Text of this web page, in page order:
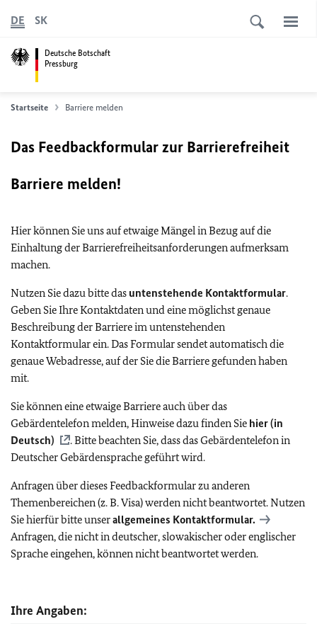
Deutsche Botschaft
Pressburg
DE SK
Startseite Barriere melden
Das Feedbackformular zur Barrierefreiheit
Barriere melden!
Hier können Sie uns auf etwaige Mängel in Bezug auf die
Einhaltung der Barrierefreiheitsanforderungen aufmerksam
machen.
Nutzen Sie dazu bitte das untenstehende Kontaktformular.
Geben Sie Ihre Kontaktdaten und eine möglichst genaue
Beschreibung der Barriere im untenstehenden
Kontaktformular ein. Das Formular sendet automatisch die
genaue Webadresse, auf der Sie die Barriere gefunden haben
mit.
Sie können eine etwaige Barriere auch über das
Gebärdentelefon melden, Hinweise dazu finden Sie hier (in
Deutsch)
. Bitte beachten Sie, dass das Gebärdentelefon in
Deutscher Gebärdensprache geführt wird.
Anfragen über dieses Feedbackformular zu anderen
Themenbereichen (z. B. Visa) werden nicht beantwortet. Nutzen
Sie hierfür bitte unserallgemeines Kontaktformular.
Anfragen, die nicht in deutscher, slowakischer oder englischer
Sprache eingehen, können nicht beantwortet werden.
Ihre Angaben: